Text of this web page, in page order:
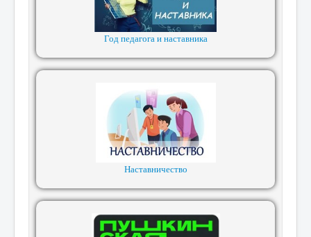
Год педагога и наставника
Наставничество